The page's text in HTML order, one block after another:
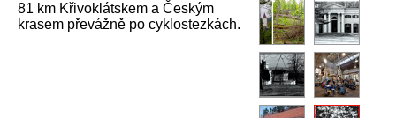
81 km Křivoklátskem a Českým
krasem převážně po cyklostezkách.